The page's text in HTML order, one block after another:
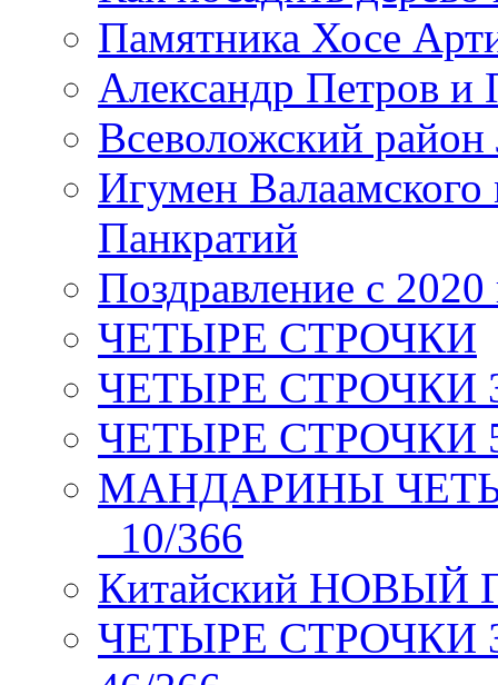
Памятника Хосе
Александр Петров и
Всеволожский район
Игумен
Панкратий
Поздравление с 2020
ЧЕТЫРЕ СТРОЧКИ
ЧЕТЫРЕ СТРОЧКИ 3
ЧЕТЫРЕ СТРОЧКИ 5
МАНДАРИНЫ
_10/366
Китайский НОВЫЙ
ЧЕТЫРЕ СТРОЧКИ